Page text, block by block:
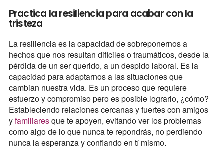
Practica la resiliencia para acabar con la
tristeza
La resiliencia es la capacidad de sobreponernos a
hechos que nos resultan difíciles o traumáticos, desde la
pérdida de un ser querido, a un despido laboral. Es la
capacidad para adaptarnos a las situaciones que
cambian nuestra vida. Es un proceso que requiere
esfuerzo y compromiso pero es posible lograrlo, ¿cómo?
Estableciendo relaciones cercanas y fuertes con amigos
yfamiliaresque te apoyen, evitando ver los problemas
como algo de lo que nunca te repondrás, no perdiendo
nunca la esperanza y confiando en tí mismo.